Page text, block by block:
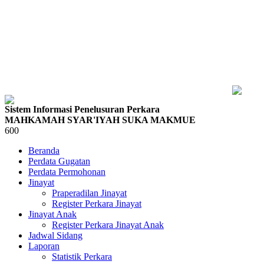
Sistem Informasi Penelusuran Perkara
MAHKAMAH SYAR'IYAH SUKA MAKMUE
600
Beranda
Perdata Gugatan
Perdata Permohonan
Jinayat
Praperadilan Jinayat
Register Perkara Jinayat
Jinayat Anak
Register Perkara Jinayat Anak
Jadwal Sidang
Laporan
Statistik Perkara